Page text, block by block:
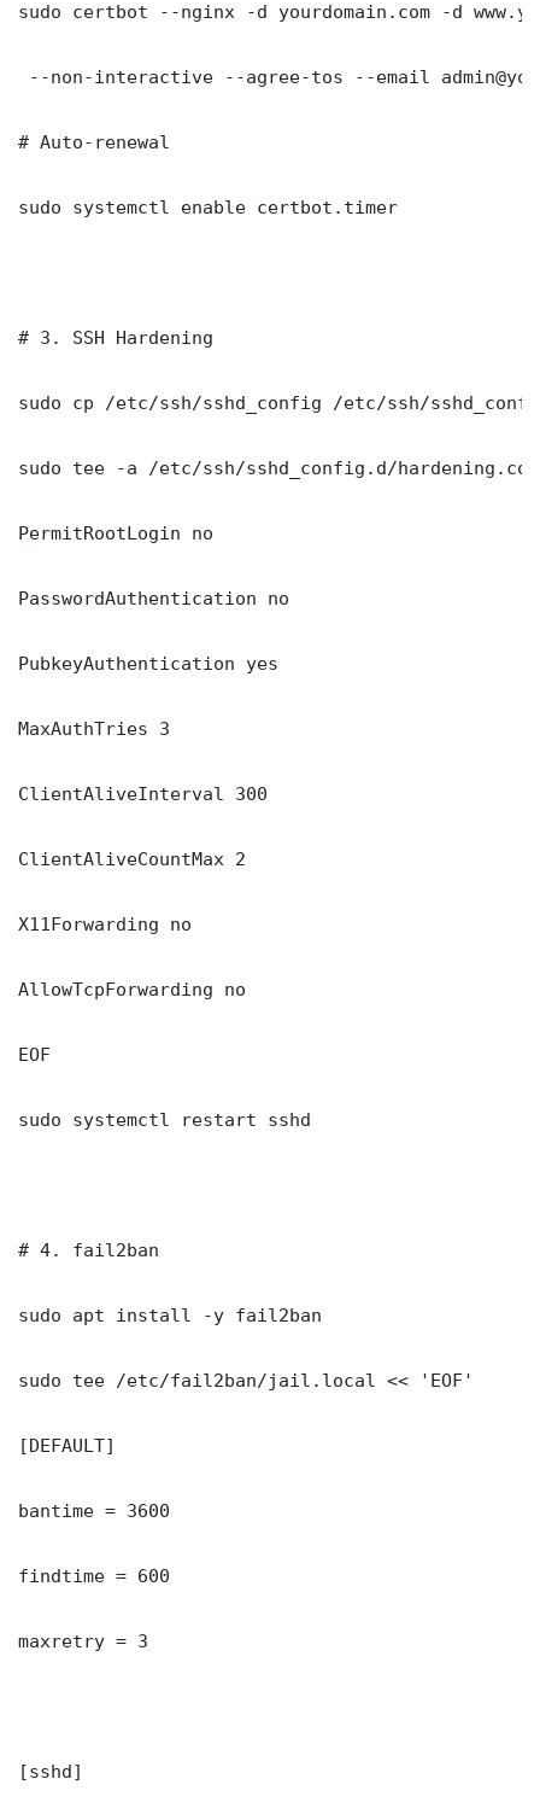
sudo certbot --nginx -d yourdomain.com -d
--non-interactive --agree-tos --email
# Auto-renewal
sudo systemctl enable certbot.timer
# 3. SSH Hardening
sudo cp /etc/ssh/sshd_config /etc/ssh/
sudo tee -a /etc/ssh/sshd_config.d/
PermitRootLogin no
PasswordAuthentication no
PubkeyAuthentication yes
MaxAuthTries 3
ClientAliveInterval 300
ClientAliveCountMax 2
X11Forwarding no
AllowTcpForwarding no
EOF
sudo systemctl restart sshd
# 4. fail2ban
sudo apt install -y fail2ban
sudo tee /etc/fail2ban/jail.local << 'EOF'
[DEFAULT]
bantime = 3600
findtime = 600
maxretry = 3
[sshd]